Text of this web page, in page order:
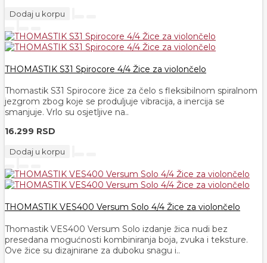
Dodaj u korpu
THOMASTIK S31 Spirocore 4/4 Žice za violončelo
Thomastik S31 Spirocore žice za čelo s fleksibilnom spiralnom
jezgrom zbog koje se produljuje vibracija, a inercija se
smanjuje. Vrlo su osjetljive na..
16.299 RSD
Dodaj u korpu
THOMASTIK VES400 Versum Solo 4/4 Žice za violončelo
Thomastik VES400 Versum Solo izdanje žica nudi bez
presedana mogućnosti kombiniranja boja, zvuka i teksture.
Ove žice su dizajnirane za duboku snagu i..